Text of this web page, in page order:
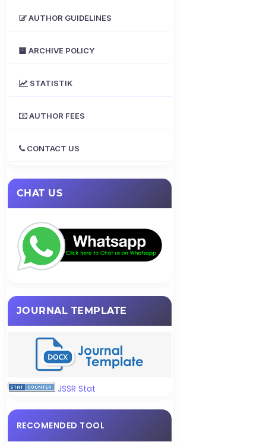
AUTHOR GUIDELINES
ARCHIVE POLICY
STATISTIK
AUTHOR FEES
CONTACT US
CHAT US
JOURNAL TEMPLATE
JSSR Stat
RECOMENDED TOOL